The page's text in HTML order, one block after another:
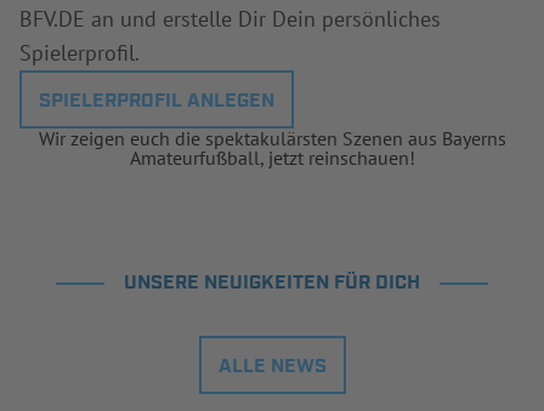
BFV.DE an und erstelle Dir Dein persönliches
Spielerprofil.
SPIELERPROFIL ANLEGEN
Wir zeigen euch die spektakulärsten Szenen aus Bayerns
Amateurfußball, jetzt reinschauen!
UNSERE NEUIGKEITEN FÜR DICH
ALLE NEWS